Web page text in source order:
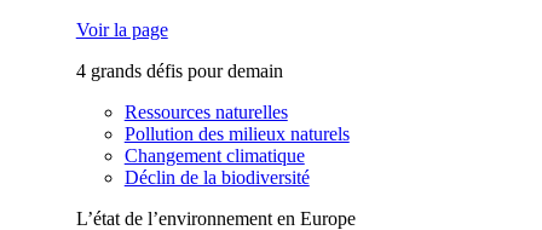
Voir la page
4 grands défis pour demain
Ressources naturelles
Pollution des milieux naturels
Changement climatique
Déclin de la biodiversité
L’état de l’environnement en Europe